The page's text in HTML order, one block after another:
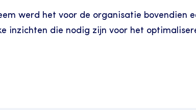
werd het voor de organisatie bovendien
die nodig zijn voor het